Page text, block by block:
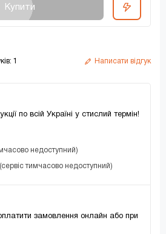
Купити
1 Написати відгук
по всій Україні у стислий термін!
недоступний)
тимчасово недоступний)
замовлення онлайн або при